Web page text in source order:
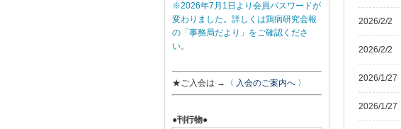
2026/2/2
2026/2/2
2026/1/27
2026/1/27
※2026年7月1日より会員パスワードが
変わりました。詳しくは鶏病研究会報
の「事務局だより」をご確認くださ
い。
★ご入会は → 〈 入会のご案内へ 〉
●刊行物●